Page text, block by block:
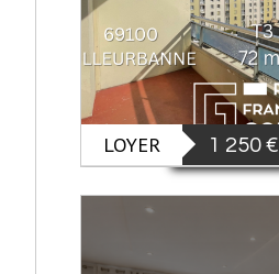
LOYER 1 250 €